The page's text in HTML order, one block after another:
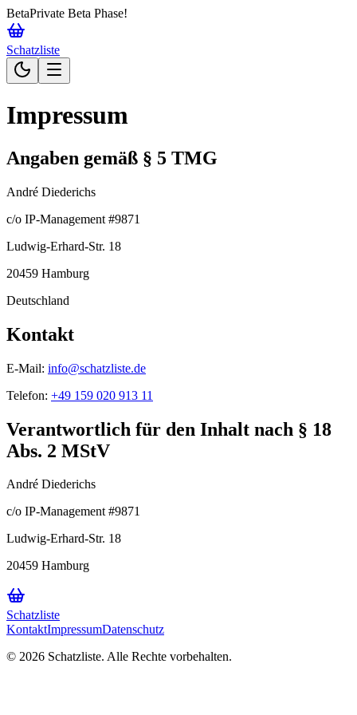
BetaPrivate Beta Phase!
Schatzliste
Impressum
Angaben gemäß § 5 TMG
André Diederichs
c/o IP-Management #9871
Ludwig-Erhard-Str. 18
20459 Hamburg
Deutschland
Kontakt
E-Mail: info@schatzliste.de
Telefon: +49 159 020 913 11
Verantwortlich für den Inhalt nach § 18
Abs. 2 MStV
André Diederichs
c/o IP-Management #9871
Ludwig-Erhard-Str. 18
20459 Hamburg
Schatzliste
KontaktImpressumDatenschutz
© 2026 Schatzliste. Alle Rechte vorbehalten.